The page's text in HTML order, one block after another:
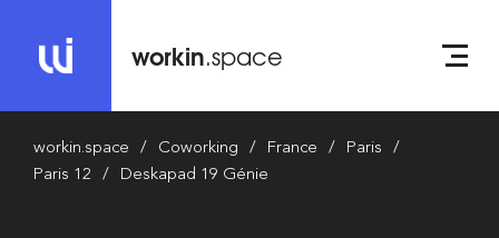
workin.space
workin.space Coworking France
Paris
Paris 12
Deskapad 19 Génie